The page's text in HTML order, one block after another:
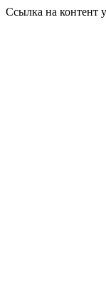
Ссылка на контент